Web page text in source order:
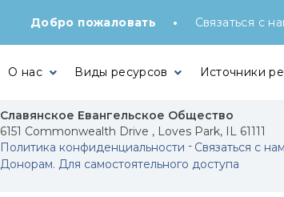
Добро пожаловать • Связаться с
О нас Виды ресурсов Источники
Славянское Евангельское Общество
6151 Commonwealth Drive , Loves Park, IL 61111
Политика конфиденциальности
Связаться с
Донорам. Для самостоятельного доступа